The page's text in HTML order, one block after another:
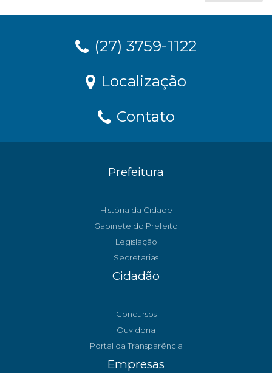
(27) 3759-1122
Localização
Contato
Prefeitura
História da Cidade
Gabinete do Prefeito
Legislação
Secretarias
Cidadão
Concursos
Ouvidoria
Portal da Transparência
Empresas